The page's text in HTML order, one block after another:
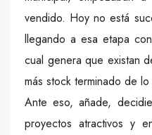
vendido. Hoy no está
llegando a esa etapa
cual genera que existan
más stock terminado de
Ante eso, añade,
proyectos atractivos y